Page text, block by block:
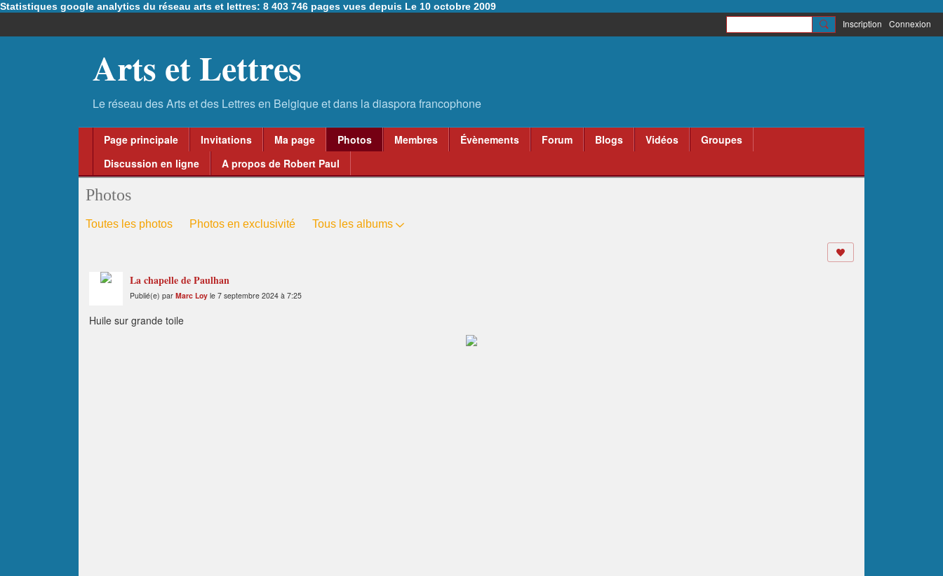
Statistiques google analytics du réseau arts et lettres: 8 403 746 pages vues depuis Le 10 octobre 2009
Inscription Connexion
Arts et Lettres
Page principale Invitations Ma page Photos Membres Évènements Forum Blogs Vidéos
Groupes
Discussion en ligne
A propos de Robert Paul
Photos
Toutes les photos Photos en exclusivité Tous les albums
La chapelle de Paulhan
Publié(e) par Marc Loy le 7 septembre 2024 à 7:25
Huile sur grande toile